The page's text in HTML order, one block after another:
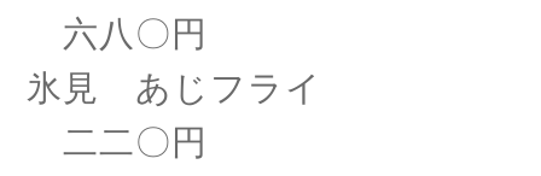
六八〇円
氷見 あじフライ
二二〇円